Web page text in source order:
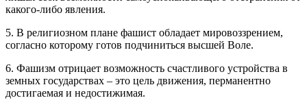
какого-либо явления.
5. В религиозном плане фашист обладает мировоззрением,
согласно которому готов подчиниться высшей Воле.
6. Фашизм отрицает возможность счастливого устройства в
земных государствах – это цель движения, перманентно
достигаемая и недостижимая.